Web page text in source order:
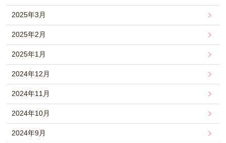
2025年3月
2025年2月
2025年1月
2024年12月
2024年11月
2024年10月
2024年9月